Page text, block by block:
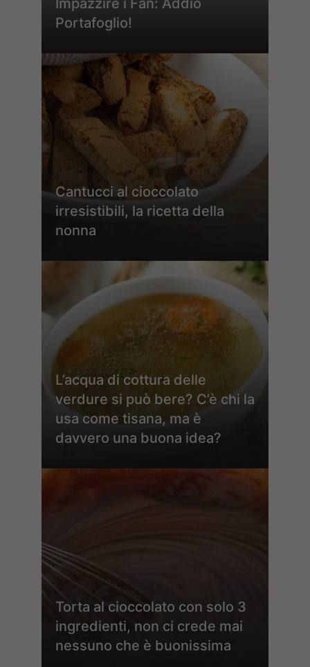
Impazzire i Fan: Addio
Portafoglio!
Cantucci al cioccolato
irresistibili, la ricetta della
nonna
L’acqua di cottura delle
verdure si può bere? C’è chi la
usa come tisana, ma è
davvero una buona idea?
Torta al cioccolato con solo 3
ingredienti, non ci crede mai
nessuno che è buonissima